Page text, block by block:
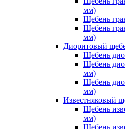
мм)
Щебень
Щебень
мм)
Диоритовый
Щебень
Щебень
мм)
Щебень
мм)
Известняковый
Щебень
мм)
Щебень